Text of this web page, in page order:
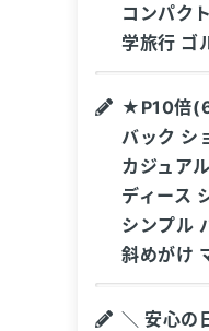
コンパク
学旅行 ゴ
★P10倍
バック シ
カジュア
ディース
シンプル
斜めがけ
＼ 安心の